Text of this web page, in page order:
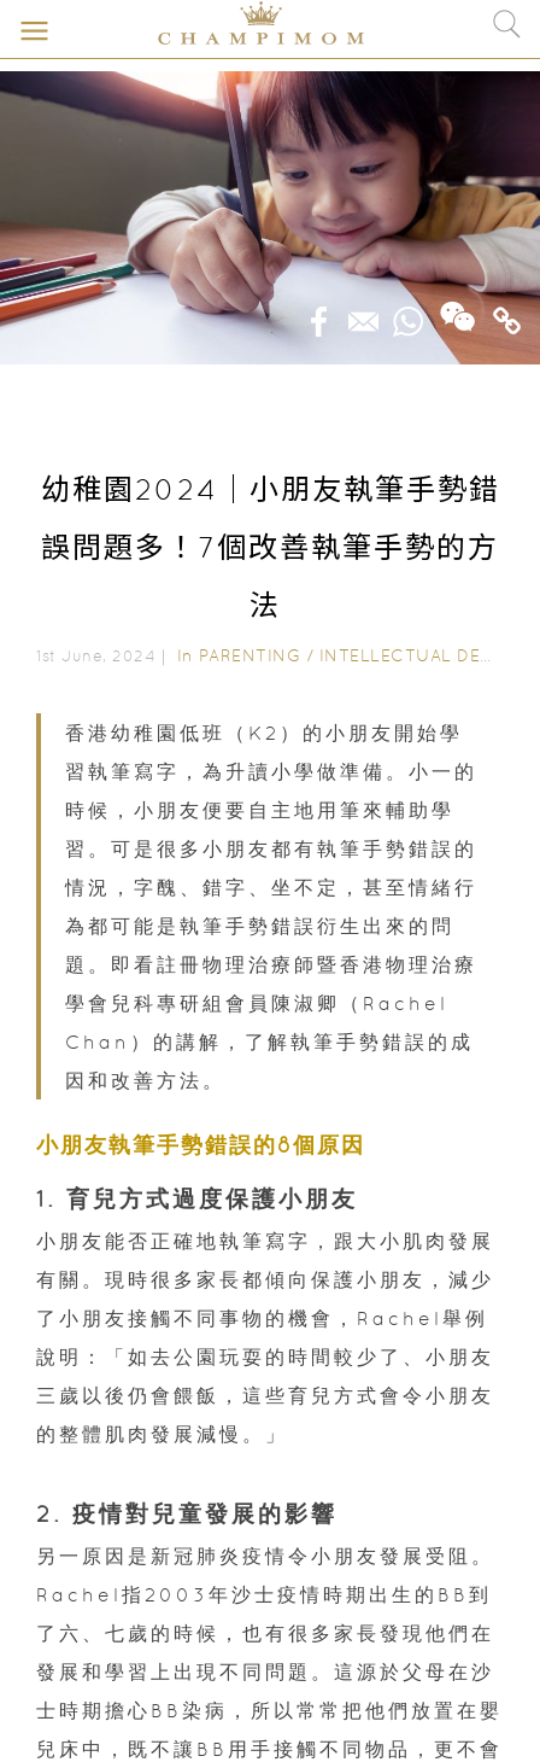
幼稚園2024｜小朋友執筆手勢錯
誤問題多！7個改善執筆手勢的方
法
1st June, 2024｜ In PARENTING / INTELLECTUAL DEVELOPMENT
香港幼稚園低班（K2）的小朋友開始學
習執筆寫字，為升讀小學做準備。小一的
時候，小朋友便要自主地用筆來輔助學
習。可是很多小朋友都有執筆手勢錯誤的
情況，字醜、錯字、坐不定，甚至情緒行
為都可能是執筆手勢錯誤衍生出來的問
題。即看註冊物理治療師暨香港物理治療
學會兒科專研組會員陳淑卿（Rachel
Chan）的講解，了解執筆手勢錯誤的成
因和改善方法。
小朋友執筆手勢錯誤的8個原因
1. 育兒方式過度保護小朋友
小朋友能否正確地執筆寫字，跟大小肌肉發展
有關。現時很多家長都傾向保護小朋友，減少
了小朋友接觸不同事物的機會，Rachel舉例
說明：「如去公園玩耍的時間較少了、小朋友
三歲以後仍會餵飯，這些育兒方式會令小朋友
的整體肌肉發展減慢。」
2. 疫情對兒童發展的影響
另一原因是新冠肺炎疫情令小朋友發展受阻。
Rachel指2003年沙士疫情時期出生的BB到
了六、七歲的時候，也有很多家長發現他們在
發展和學習上出現不同問題。這源於父母在沙
士時期擔心BB染病，所以常常把他們放置在嬰
兒床中，既不讓BB用手接觸不同物品，更不會